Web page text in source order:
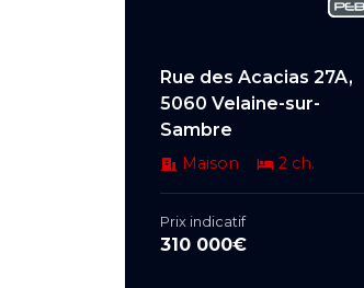
Rue des Acacias 27A,
5060 Velaine-sur-
Sambre
Maison 2 ch.
Prix indicatif
310 000€